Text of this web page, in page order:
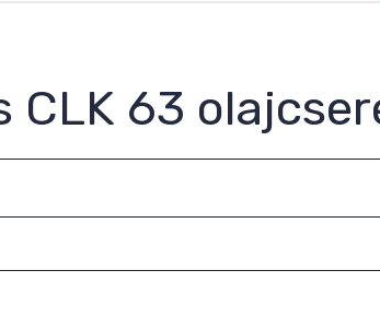
CLK 63